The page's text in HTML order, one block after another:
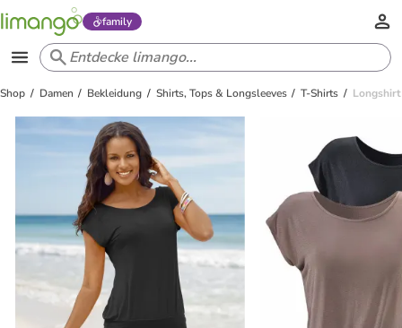
family
Shop Damen Bekleidung Shirts, Tops & Longsleeves T-Shirts